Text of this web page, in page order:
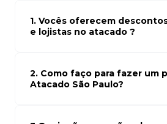
1. Vocês oferecem
e lojistas no atacado ?
atacado empresas e compre com os
para seu modelo de negócio
2. Como faço para fazer um
Atacado São Paulo?